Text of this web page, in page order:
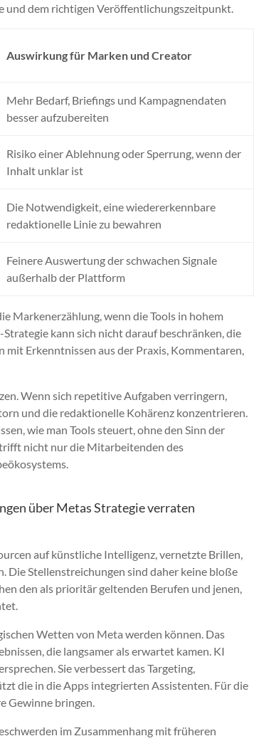
und dem richtigen Veröffentlichungszeitpunkt.
Auswirkung für Marken und Creator
Mehr Bedarf, Briefings und Kampagnendaten
besser aufzubereiten
Risiko einer Ablehnung oder Sperrung, wenn der
Inhalt unklar ist
Die Notwendigkeit, eine wiedererkennbare
redaktionelle Linie zu bewahren
Feinere Auswertung der schwachen Signale
außerhalb der Plattform
Markenerzählung, wenn die Tools in hohem
kann sich nicht darauf beschränken, die
mit Erkenntnissen aus der Praxis, Kommentaren,
Wenn sich repetitive Aufgaben verringern,
und die redaktionelle Kohärenz konzentrieren.
wie man Tools steuert, ohne den Sinn der
nicht nur die Mitarbeitenden des
über Metas Strategie verraten
auf künstliche Intelligenz, vernetzte Brillen,
Stellenstreichungen sind daher keine bloße
den als prioritär geltenden Berufen und jenen,
Wetten von Meta werden können. Das
die langsamer als erwartet kamen. KI
Sie verbessert das Targeting,
die in die Apps integrierten Assistenten. Für die
Gewinne bringen.
im Zusammenhang mit früheren